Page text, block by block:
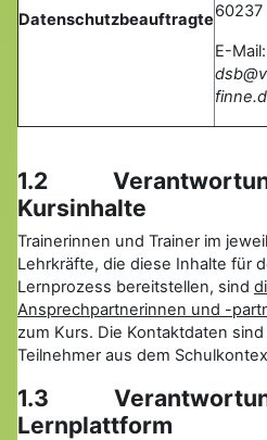
Datenschutzbeauftragte60237
E-Mail:
1.2
Kursinhalte
Trainerinnen und Trainer im
Lehrkräfte, die diese Inhalte für
Lernprozess bereitstellen, sind
Ansprechpartnerinnen und -
zum Kurs. Die Kontaktdaten
Teilnehmer aus dem
1.3
Lernplattform